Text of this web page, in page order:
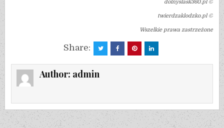
dolnyslask360.pl ©
twierdzaklodzko.pl ©
Wszelkie prawa zastrzeżone
Share:
Author: admin